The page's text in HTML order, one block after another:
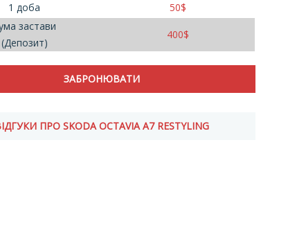
1 доба
50$
застави
(Депозит)
400$
ВІДГУКИ ПРО SKODA OCTAVIA A7 RESTYLING